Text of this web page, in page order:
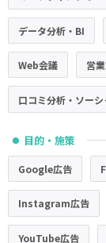
データ分析・BI
Web会議 営
口コミ分析・ソー
● 目的・施策
Google広告
Instagram広告
YouTube広告